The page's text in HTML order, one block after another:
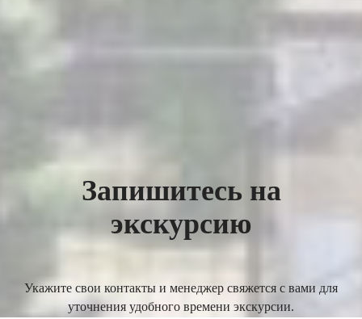
Запишитесь на
экскурсию
Укажите свои контакты и менеджер свяжется с вами для
уточнения удобного времени экскурсии.